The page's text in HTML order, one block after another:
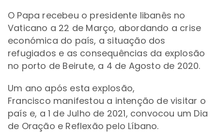
O Papa recebeu o presidente libanês no
Vaticano a 22 de Março, abordando a crise
económica do país, a situação dos
refugiados e as consequências da explosão
no porto de Beirute, a 4 de Agosto de 2020.
Um ano após esta explosão,
Francisco manifestou a intenção de visitar o
país e, a 1 de Julho de 2021, convocou um Dia
de Oração e Reflexão pelo Líbano.